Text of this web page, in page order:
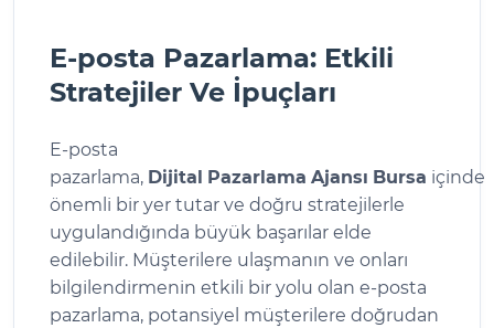
E-posta Pazarlama: Etkili
Stratejiler Ve İpuçları
E-posta
pazarlama, Dijital Pazarlama Ajansı Bursa içinde
önemli bir yer tutar ve doğru stratejilerle
uygulandığında büyük başarılar elde
edilebilir. Müşterilere ulaşmanın ve onları
bilgilendirmenin etkili bir yolu olan e-posta
pazarlama, potansiyel müşterilere doğrudan